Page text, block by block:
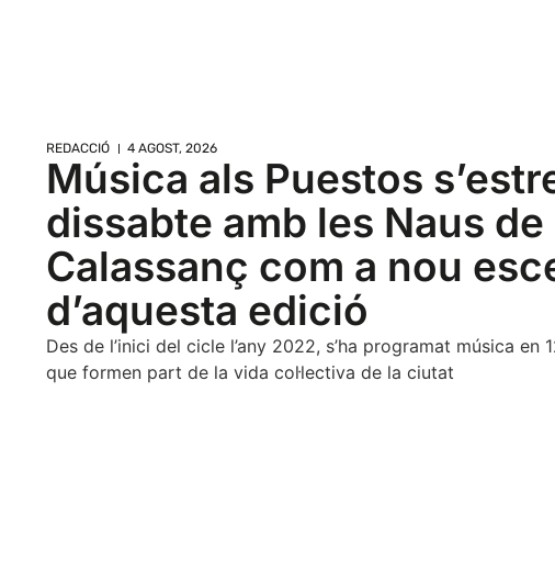
REDACCIÓ 4 AGOST, 2026
Música als Puestos
dissabte amb les Naus de
Calassanç com a nou
d’aquesta edició
Des de l’inici del cicle l’any 2022, s’ha programat música en
que formen part de la vida col·lectiva de la ciutat